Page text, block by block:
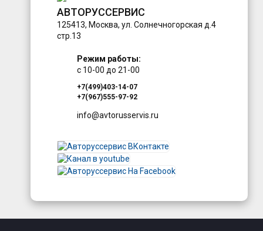
АВТОРУССЕРВИС
125413, Москва, ул. Солнечногорская д.4
стр.13
Режим работы:
с 10-00 до 21-00
+7(499)403-14-07
+7(967)555-97-92
info@avtorusservis.ru